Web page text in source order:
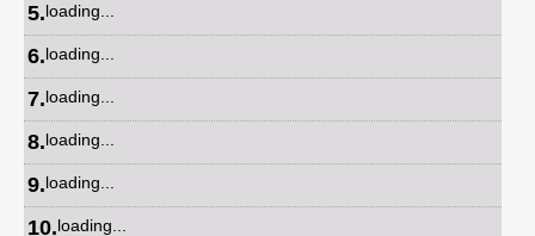
5.loading...
6.loading...
7.loading...
8.loading...
9.loading...
10.loading...